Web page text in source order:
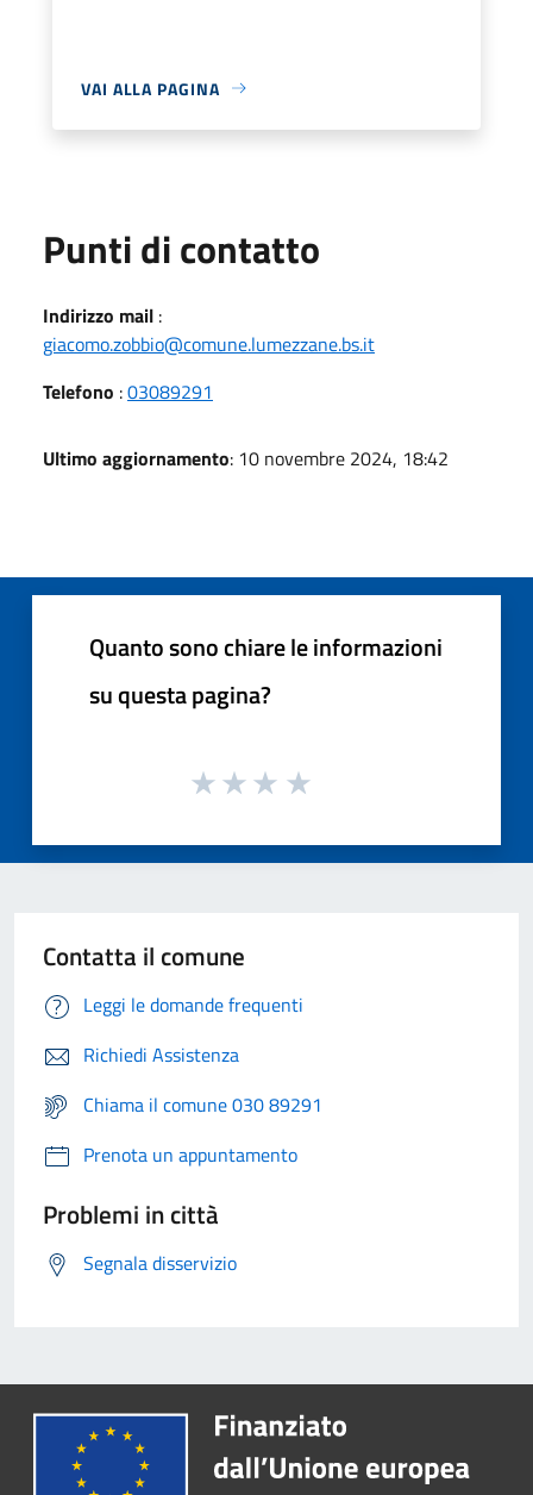
VAI ALLA PAGINA
Punti di contatto
Indirizzo mail :
giacomo.zobbio@comune.lumezzane.bs.it
Telefono :03089291
Ultimo aggiornamento: 10 novembre 2024, 18:42
Quanto sono chiare le informazioni
su questa pagina?
Contatta il comune
Leggi le domande frequenti
Richiedi Assistenza
Chiama il comune 030 89291
Prenota un appuntamento
Problemi in città
Segnala disservizio